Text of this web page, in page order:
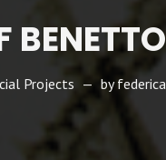
Projects byfederica